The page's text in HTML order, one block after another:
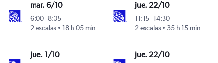
mar. 6/10
6:00-8:05
2 escalas
18 h 05 min
jue. 22/10
11:15-14:30
2 escalas
35 h 15 min
jue. 1/10 jue. 22/10